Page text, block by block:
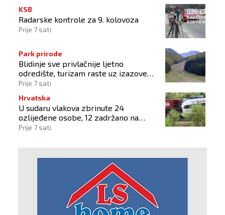
KSB
Radarske kontrole za 9. kolovoza
Prije 7 sati
Park prirode
Blidinje sve privlačnije ljetno
odredište, turizam raste uz izazove
očuvanja prirode
Prije 7 sati
Hrvatska
U sudaru vlakova zbrinute 24
ozlijeđene osobe, 12 zadržano na
liječenju
Prije 7 sati